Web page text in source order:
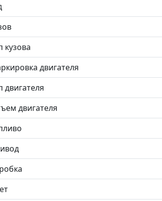
кузова
двигателя
двигателя
двигателя